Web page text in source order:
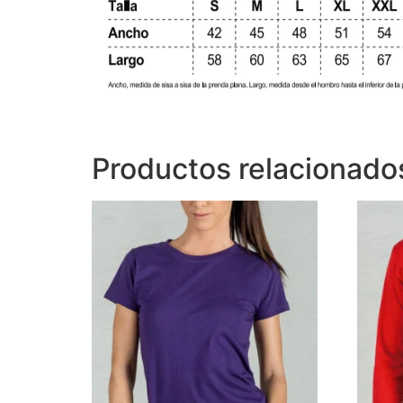
Productos